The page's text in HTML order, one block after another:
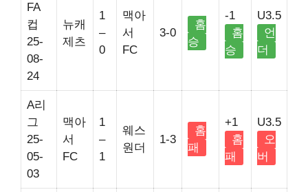
FA
컵
25-
08-
24
뉴캐
제츠
1
–
0
맥아
서
FC
3-0
홈
승
-1
홈
승
U3.5
언
더
A리
그
25-
05-
03
맥아
서
FC
1
–
1
웨스
원더
1-3
홈
패
+1
홈
패
U3.5
오
버